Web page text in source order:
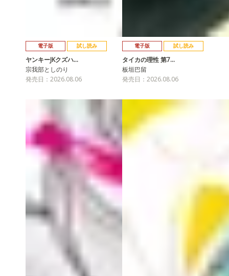
電子版 試し読み
ヤンキーJKクズハ…
宗我部としのり
発売日：2026.08.06
電子版 試し読み
タイカの理性 第7…
板垣巴留
発売日：2026.08.06